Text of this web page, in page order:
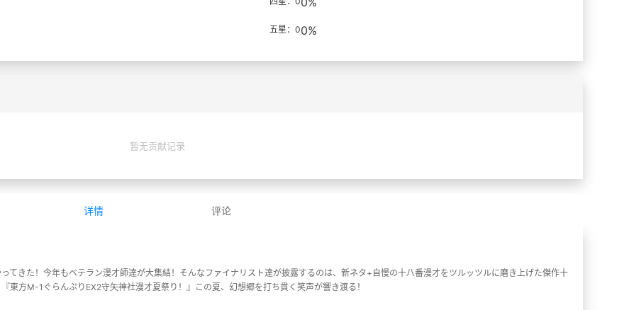
五星：00%
暂无贡献记录
详情 评论
てきた！今年もベテラン漫才師達が大集結！そんなファイナリスト達が披露するのは、新ネタ+自慢の十八番漫才をツルッツルに磨き上げた傑作十
東方M-1ぐらんぷりEX2守矢神社漫才夏祭り！』この夏、幻想郷を打ち貫く笑声が響き渡る！